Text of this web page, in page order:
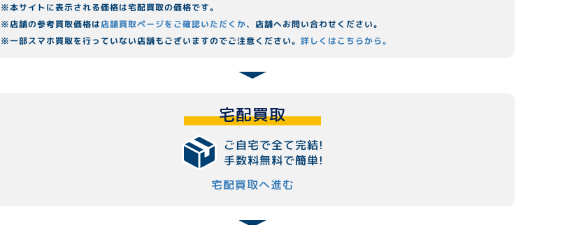
※本サイトに表示される価格は宅配買取の価格です。
※店舗の参考買取価格は店舗買取ページをご確認いただくか、店舗へお問い合わせください。
※一部スマホ買取を行っていない店舗もございますのでご注意ください。詳しくはこちらから。
宅配買取
ご自宅で全て完結!
手数料無料で簡単!
宅配買取へ進む